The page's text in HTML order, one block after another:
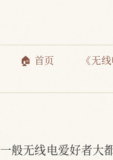
🏠 首页 《无
一般无线电爱好者大